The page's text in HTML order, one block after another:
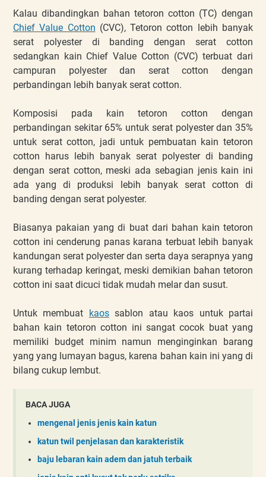
Kalau dibandingkan bahan tetoron cotton (TC) dengan
Chief Value Cotton (CVC), Tetoron cotton lebih banyak
serat polyester di banding dengan serat cotton
sedangkan kain Chief Value Cotton (CVC) terbuat dari
campuran polyester dan serat cotton dengan
perbandingan lebih banyak serat cotton.
Komposisi pada kain tetoron cotton dengan
perbandingan sekitar 65% untuk serat polyester dan 35%
untuk serat cotton, jadi untuk pembuatan kain tetoron
cotton harus lebih banyak serat polyester di banding
dengan serat cotton, meski ada sebagian jenis kain ini
ada yang di produksi lebih banyak serat cotton di
banding dengan serat polyester.
Biasanya pakaian yang di buat dari bahan kain tetoron
cotton ini cenderung panas karana terbuat lebih banyak
kandungan serat polyester dan serta daya serapnya yang
kurang terhadap keringat, meski demikian bahan tetoron
cotton ini saat dicuci tidak mudah melar dan susut.
Untuk membuat kaossablon atau kaos untuk partai
bahan kain tetoron cotton ini sangat cocok buat yang
memiliki budget minim namun menginginkan barang
yang yang lumayan bagus, karena bahan kain ini yang di
bilang cukup lembut.
BACA JUGA
mengenal jenis jenis kain katun
katun twil penjelasan dan karakteristik
baju lebaran kain adem dan jatuh terbaik